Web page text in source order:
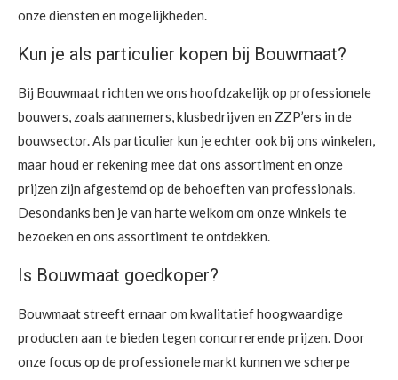
onze diensten en mogelijkheden.
Kun je als particulier kopen bij Bouwmaat?
Bij Bouwmaat richten we ons hoofdzakelijk op professionele
bouwers, zoals aannemers, klusbedrijven en ZZP’ers in de
bouwsector. Als particulier kun je echter ook bij ons winkelen,
maar houd er rekening mee dat ons assortiment en onze
prijzen zijn afgestemd op de behoeften van professionals.
Desondanks ben je van harte welkom om onze winkels te
bezoeken en ons assortiment te ontdekken.
Is Bouwmaat goedkoper?
Bouwmaat streeft ernaar om kwalitatief hoogwaardige
producten aan te bieden tegen concurrerende prijzen. Door
onze focus op de professionele markt kunnen we scherpe